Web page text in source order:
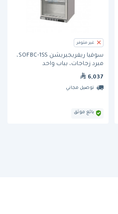
غير متوفر
سوفيا ريفريجيريشن SOFBC-1SS،
مبرد زجاجات، بباب واحد
6,037
توصيل مجاني
بائع موثق